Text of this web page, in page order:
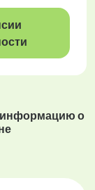
информацию о